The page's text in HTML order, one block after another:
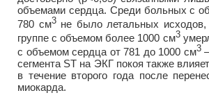
объемами сердца. Среди больных с
780 см3не было летальных исходов,
группе с объемом более 1000 см3
с объемом сердца от 781 до 1000 см3
сегмента ST на ЭКГ покоя также
в течение второго года после
миокарда.